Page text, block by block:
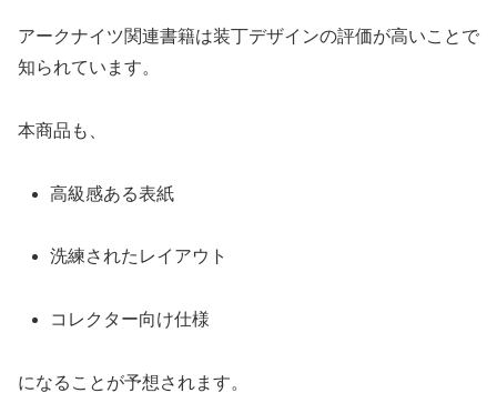
アークナイツ関連書籍は装丁デザインの評価が高いことで
知られています。
本商品も、
高級感ある表紙
洗練されたレイアウト
コレクター向け仕様
になることが予想されます。